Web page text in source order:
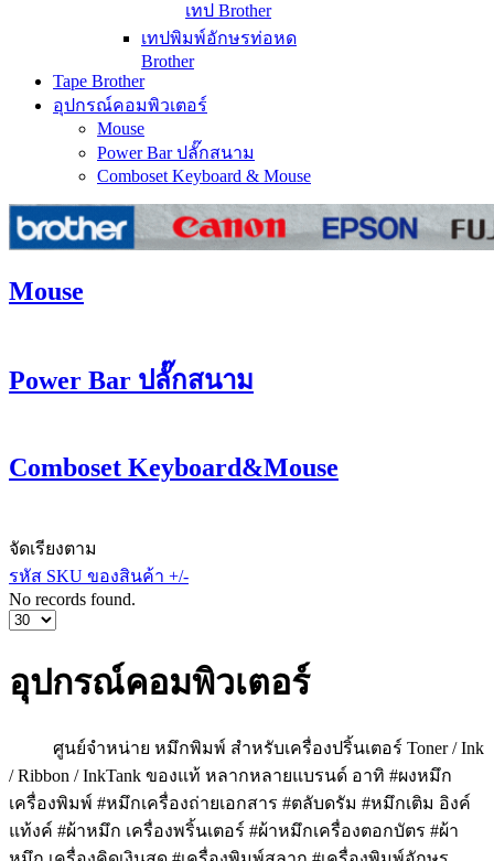
เทป Brother
เทปพิมพ์อักษรท่อหด
Brother
Tape Brother
อุปกรณ์คอมพิวเตอร์
Mouse
Power Bar ปลั๊กสนาม
Comboset Keyboard & Mouse
Mouse
Power Bar ปลั๊กสนาม
Comboset Keyboard&Mouse
จัดเรียงตาม
รหัส SKU ของสินค้า +/-
No records found.
อุปกรณ์คอมพิวเตอร์
ศูนย์จำหน่าย หมึกพิมพ์ สำหรับเครื่องปริ้นเตอร์ Toner / Ink
/ Ribbon / InkTank ของแท้ หลากหลายแบรนด์ อาทิ #ผงหมึก
เครื่องพิมพ์ #หมึกเครื่องถ่ายเอกสาร #ตลับดรัม #หมึกเติม อิงค์
แท้งค์ #ผ้าหมึก เครื่องพริ้นเตอร์ #ผ้าหมึกเครื่องตอกบัตร #ผ้า